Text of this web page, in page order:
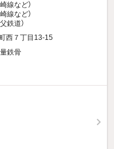
線など）
線など）
鉄道）
西７丁目13-15
鉄骨